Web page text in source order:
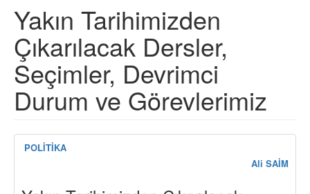
Yakın Tarihimizden
Çıkarılacak Dersler,
Seçimler, Devrimci
Durum ve Görevlerimiz
POLİTİKA
Ali SAİM